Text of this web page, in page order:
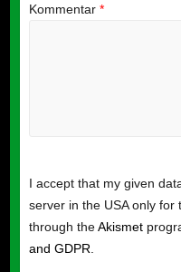
Kommentar *
I accept that my given
server in the USA only
through theAkismet
and GDPR